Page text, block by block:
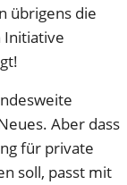
übrigens die
Initiative
Aber dass
für private
soll, passt mit